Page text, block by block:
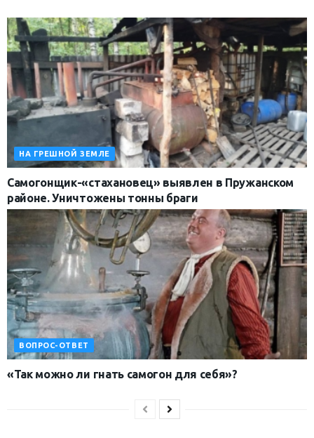
НА ГРЕШНОЙ ЗЕМЛЕ
Самогонщик-«стахановец» выявлен в Пружанском
районе. Уничтожены тонны браги
ВОПРОС-ОТВЕТ
«Так можно ли гнать самогон для себя»?